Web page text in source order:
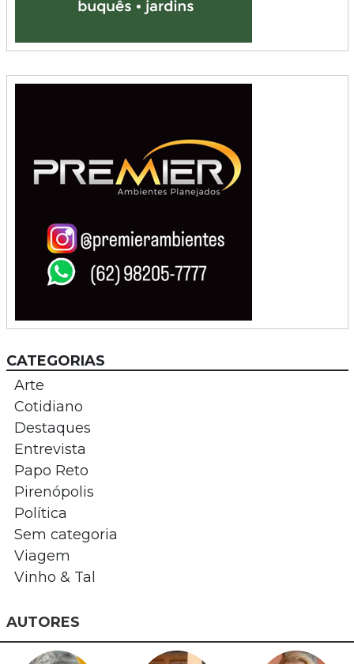
CATEGORIAS
Arte
Cotidiano
Destaques
Entrevista
Papo Reto
Pirenópolis
Política
Sem categoria
Viagem
Vinho & Tal
AUTORES